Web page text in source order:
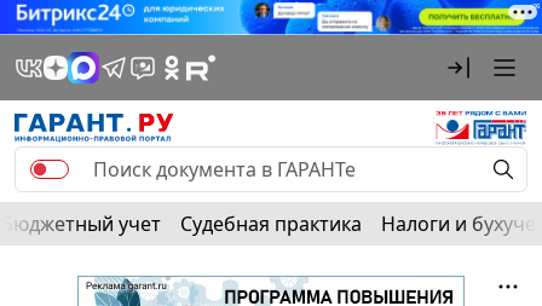
Бюджетный учет Судебная практика Налоги и